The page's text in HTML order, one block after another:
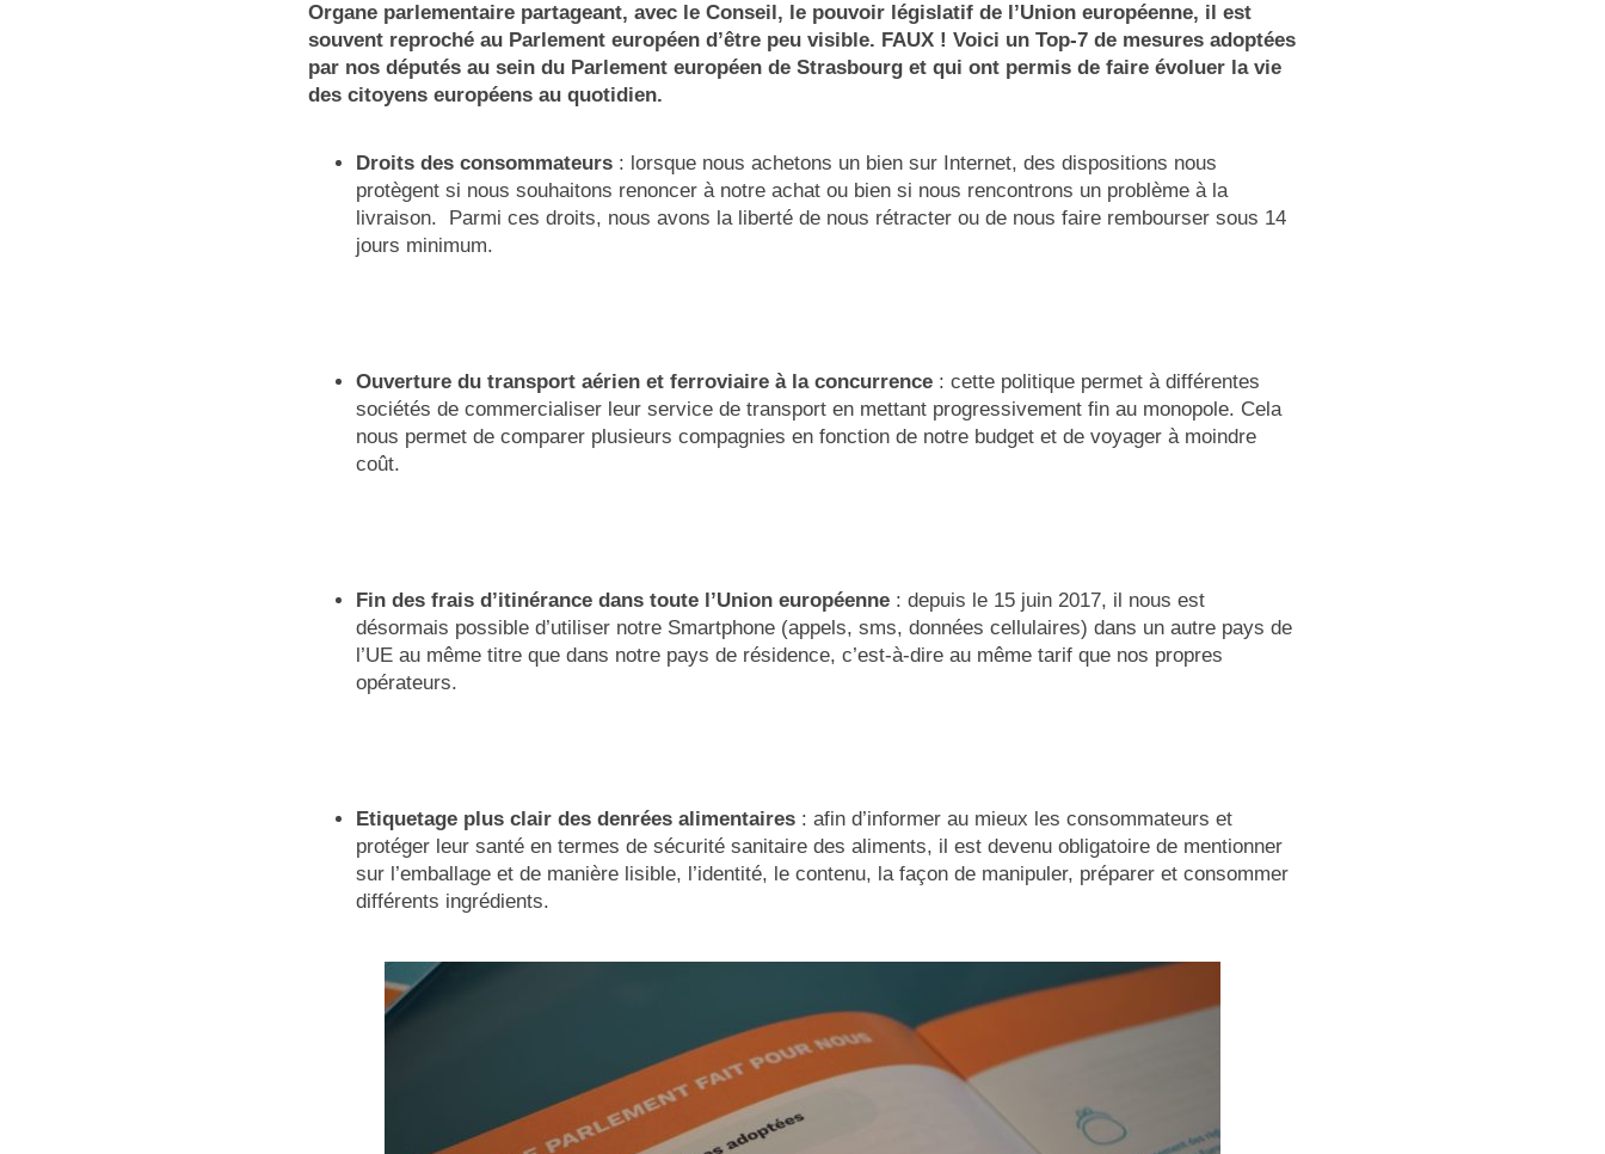
Organe parlementaire partageant, avec le Conseil, le pouvoir législatif de l’Union européenne, il est
souvent reproché au Parlement européen d’être peu visible. FAUX ! Voici un Top-7 de mesures adoptées
par nos députés au sein du Parlement européen de Strasbourg et qui ont permis de faire évoluer la vie
des citoyens européens au quotidien.
Droits des consommateurs : lorsque nous achetons un bien sur Internet, des dispositions nous
protègent si nous souhaitons renoncer à notre achat ou bien si nous rencontrons un problème à la
livraison. Parmi ces droits, nous avons la liberté de nous rétracter ou de nous faire rembourser sous 14
jours minimum.
Ouverture du transport aérien et ferroviaire à la concurrence : cette politique permet à différentes
sociétés de commercialiser leur service de transport en mettant progressivement fin au monopole. Cela
nous permet de comparer plusieurs compagnies en fonction de notre budget et de voyager à moindre
coût.
Fin des frais d’itinérance dans toute l’Union européenne : depuis le 15 juin 2017, il nous est
désormais possible d’utiliser notre Smartphone (appels, sms, données cellulaires) dans un autre pays de
l’UE au même titre que dans notre pays de résidence, c’est-à-dire au même tarif que nos propres
opérateurs.
Etiquetage plus clair des denrées alimentaires : afin d’informer au mieux les consommateurs et
protéger leur santé en termes de sécurité sanitaire des aliments, il est devenu obligatoire de mentionner
sur l’emballage et de manière lisible, l’identité, le contenu, la façon de manipuler, préparer et consommer
différents ingrédients.